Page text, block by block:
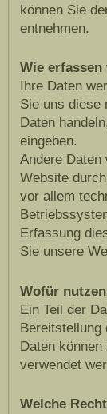
können Sie
entnehmen.
Wie
Ihre Daten
Sie uns diese
Daten
eingeben.
Andere Daten
Website
vor allem
Erfassung
Sie unsere
Wofür
Ein Teil der
Bereitstellung
Daten
verwendet
Welche